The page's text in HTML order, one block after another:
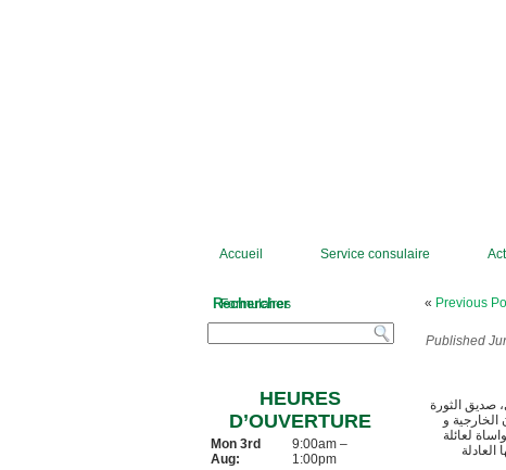
Accueil Service consulaire
Formulaires
Rechercher
HEURES
D’OUVERTURE
Mon 3rd
Aug:
9:00am –
1:00pm
« Previous
Published
صديق الثورة
الخارجية و
لعائلة